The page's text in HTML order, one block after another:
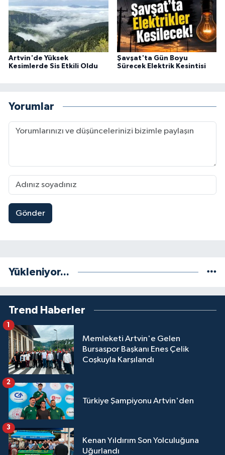
Artvin'de Yüksek
Kesimlerde Sis Etkili Oldu
Şavşat'ta Gün Boyu
Sürecek Elektrik Kesintisi
Yorumlar
Gönder
Yükleniyor...
Trend Haberler
Memleketi Artvin'e Gelen
Bursaspor Başkanı Enes Çelik
Coşkuyla Karşılandı
1
Türkiye Şampiyonu Artvin'den
2
Kenan Yıldırım Son Yolculuğuna
Uğurlandı
3